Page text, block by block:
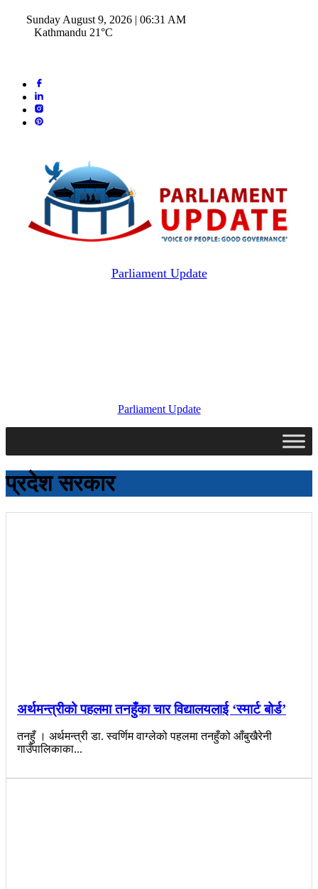
Sunday August 9, 2026 | 06:31 AM
Kathmandu 21°C
Parliament Update
Parliament Update
प्रदेश सरकार
अर्थमन्त्रीको पहलमा तनहुँका चार विद्यालयलाई ‘स्मार्ट बोर्ड’
तनहुँ । अर्थमन्त्री डा. स्वर्णिम वाग्लेको पहलमा तनहुँको आँबुखैरेनी
गाउँपालिकाका...